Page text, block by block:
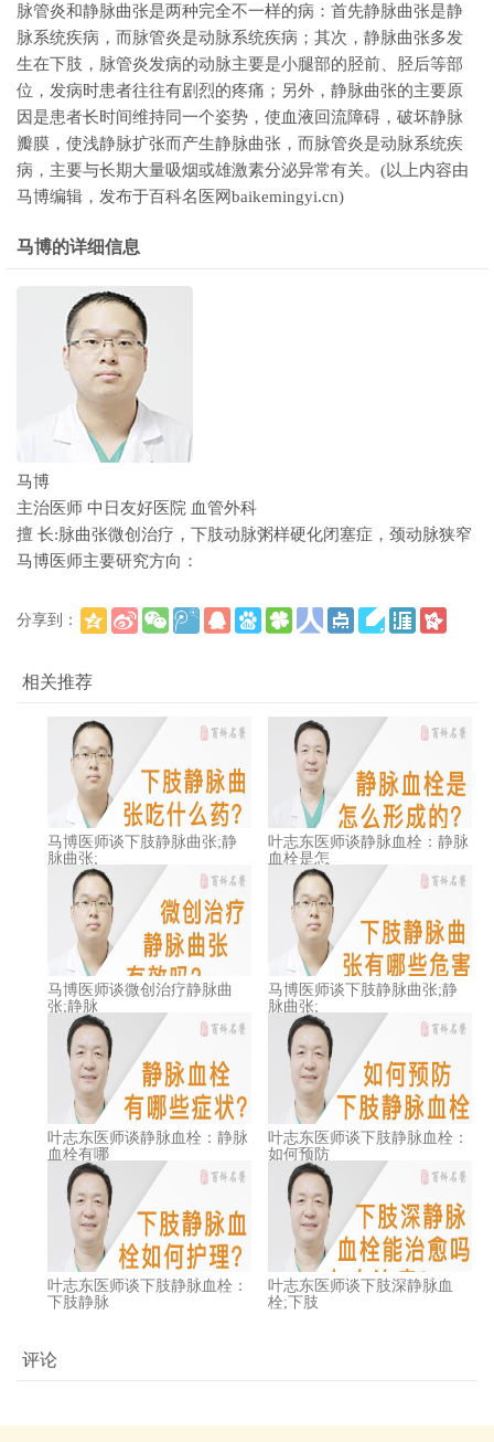
脉管炎和静脉曲张是两种完全不一样的病：首先静脉曲张是静
脉系统疾病，而脉管炎是动脉系统疾病；其次，静脉曲张多发
生在下肢，脉管炎发病的动脉主要是小腿部的胫前、胫后等部
位，发病时患者往往有剧烈的疼痛；另外，静脉曲张的主要原
因是患者长时间维持同一个姿势，使血液回流障碍，破坏静脉
瓣膜，使浅静脉扩张而产生静脉曲张，而脉管炎是动脉系统疾
病，主要与长期大量吸烟或雄激素分泌异常有关。(以上内容由
马博编辑，发布于百科名医网baikemingyi.cn)
马博的详细信息
马博
主治医师 中日友好医院 血管外科
擅 长:脉曲张微创治疗，下肢动脉粥样硬化闭塞症，颈动脉狭窄
马博医师主要研究方向：
分享到：
相关推荐
马博医师谈下肢静脉曲张;静
脉曲张;
叶志东医师谈静脉血栓：静脉
血栓是怎
马博医师谈微创治疗静脉曲
张;静脉
马博医师谈下肢静脉曲张;静
脉曲张;
叶志东医师谈静脉血栓：静脉
血栓有哪
叶志东医师谈下肢静脉血栓：
如何预防
叶志东医师谈下肢静脉血栓：
下肢静脉
叶志东医师谈下肢深静脉血
栓;下肢
评论